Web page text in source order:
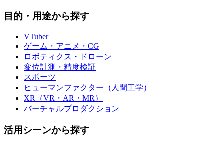
目的・用途から探す
VTuber
ゲーム・アニメ・CG
ロボティクス・ドローン
変位計測・精度検証
スポーツ
ヒューマンファクター（人間工学）
XR（VR・AR・MR）
バーチャルプロダクション
活用シーンから探す